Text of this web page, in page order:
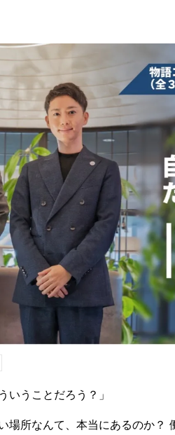
いうことだろう？」
場所なんて、本当にあるのか？